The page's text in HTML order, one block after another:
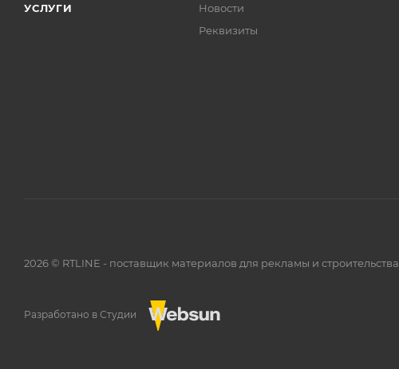
УСЛУГИ
Новости
Реквизиты
2026 © RTLINE - поставщик материалов для рекламы и строительства
Разработано в Студии